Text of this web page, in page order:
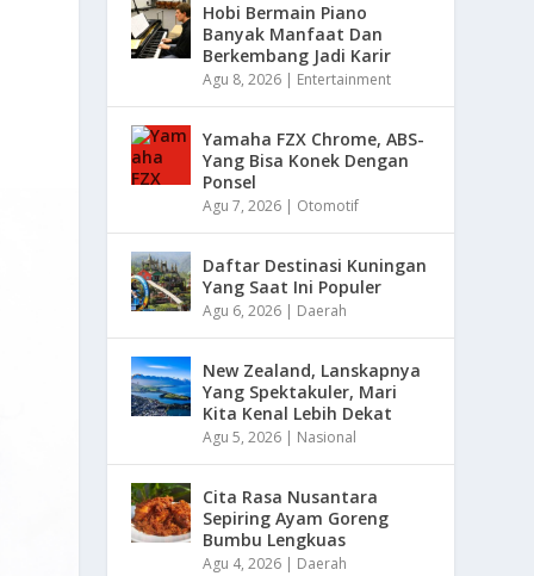
Hobi Bermain Piano
Banyak Manfaat Dan
Berkembang Jadi Karir
Agu 8, 2026 | Entertainment
Yamaha FZX Chrome, ABS-
Yang Bisa Konek Dengan
Ponsel
Agu 7, 2026 | Otomotif
Daftar Destinasi Kuningan
Yang Saat Ini Populer
Agu 6, 2026 | Daerah
New Zealand, Lanskapnya
Yang Spektakuler, Mari
Kita Kenal Lebih Dekat
Agu 5, 2026 | Nasional
Cita Rasa Nusantara
Sepiring Ayam Goreng
Bumbu Lengkuas
Agu 4, 2026 | Daerah